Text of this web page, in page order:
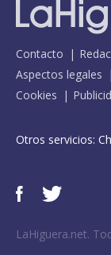
Contacto
Aspectos legales
Cookies
Otros servicios:
LaHiguera.net.